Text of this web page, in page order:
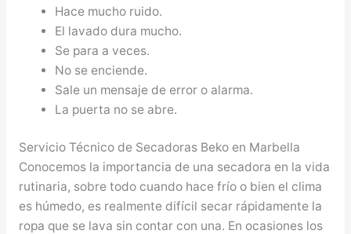
Hace mucho ruido.
El lavado dura mucho.
Se para a veces.
No se enciende.
Sale un mensaje de error o alarma.
La puerta no se abre.
Servicio Técnico de Secadoras Beko en Marbella
Conocemos la importancia de una secadora en la vida
rutinaria, sobre todo cuando hace frío o bien el clima
es húmedo, es realmente difícil secar rápidamente la
ropa que se lava sin contar con una. En ocasiones los